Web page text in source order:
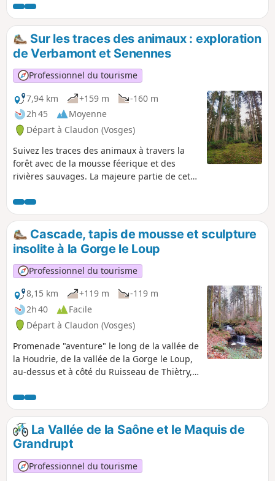
petites cascades et un paysage de mousses
verte. Découverte d'un bel étang à
Senennes, puis votre parcours se poursuit
surplombant la rivière Ourche toujours sur
des petits sentiers forestiers. La majeure
partie de cette boucle se fait sur des
chemins forestiers, parfois difficiles d'accès,
et hors des sentiers. Il est fortement
conseillé de se munir de l'application
Visorando afin d'éventuellement se
géolocaliser.
Sur les traces des animaux : exploration
de Verbamont et Senennes
Professionnel du tourisme
7,94 km
+159 m
-160 m
2h 45
Moyenne
Départ à Claudon (Vosges)
Suivez les traces des animaux à travers la
forêt avec de la mousse féerique et des
rivières sauvages. La majeure partie de cette
parfois difficiles d'accès, et hors des
sentiers. L'emploi de l'application Visorando
ou d'un GPS est fortement conseillé.
Cascade, tapis de mousse et sculpture
insolite à la Gorge le Loup
Professionnel du tourisme
8,15 km
+119 m
-119 m
2h 40
Facile
Départ à Claudon (Vosges)
Promenade "aventure" le long de la vallée de
la Houdrie, de la vallée de la Gorge le Loup,
au-dessus et à côté du Ruisseau de Thiètry,
et de très jolies cascades si l'eau le permet.
La promenade se fait sur des routes non
pavées et des sentiers forestiers. La période
la plus favorable pour ce circuit est le
printemps. Il est recommandé d'utiliser
l'application Visorando, certaines portions
du sentier sont peu "marquées".
La Vallée de la Saône et le Maquis de
Grandrupt
Professionnel du tourisme